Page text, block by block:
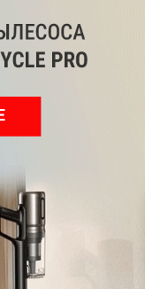
Написать